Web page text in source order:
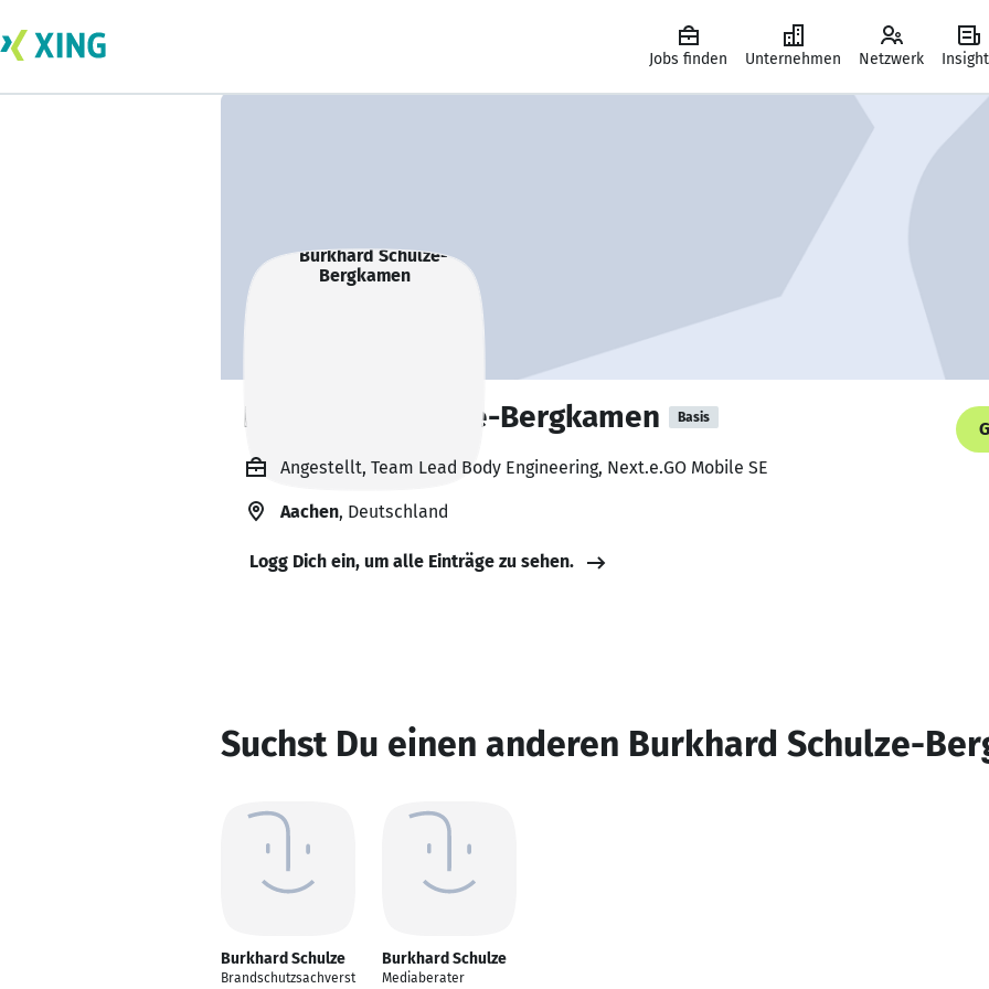
Jobs finden Unternehmen Netzwerk
Burkhard Schulze-Bergkamen Basis
Angestellt, Team Lead Body Engineering, Next.e.GO Mobile SE
Aachen, Deutschland
Logg Dich ein, um alle Einträge zu sehen.
Suchst Du einen anderen Burkhard Schulze-
Burkhard Schulze
Brandschutzsachverst
Burkhard Schulze
Mediaberater